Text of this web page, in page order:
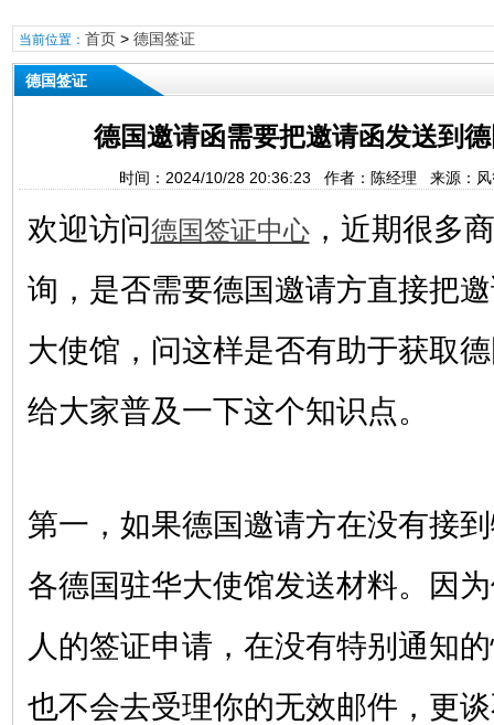
当前位置： 首页> 德国签证
德国签证
德国邀请函需要把邀请函发送到
时间：2024/10/28 20:36:23 作者：陈经理 来源：
欢迎访问德国签证中心，近期很多
询，是否需要德国邀请方直接把
大使馆，问这样是否有助于获取
给大家普及一下这个知识点。
第一，如果德国邀请方在没有接
各德国驻华大使馆发送材料。因
人的签证申请，在没有特别通知
也不会去受理你的无效邮件，更